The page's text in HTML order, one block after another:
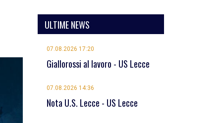
ULTIME NEWS
07.08.2026 17:20
Giallorossi al lavoro - US Lecce
07.08.2026 14:36
Nota U.S. Lecce - US Lecce